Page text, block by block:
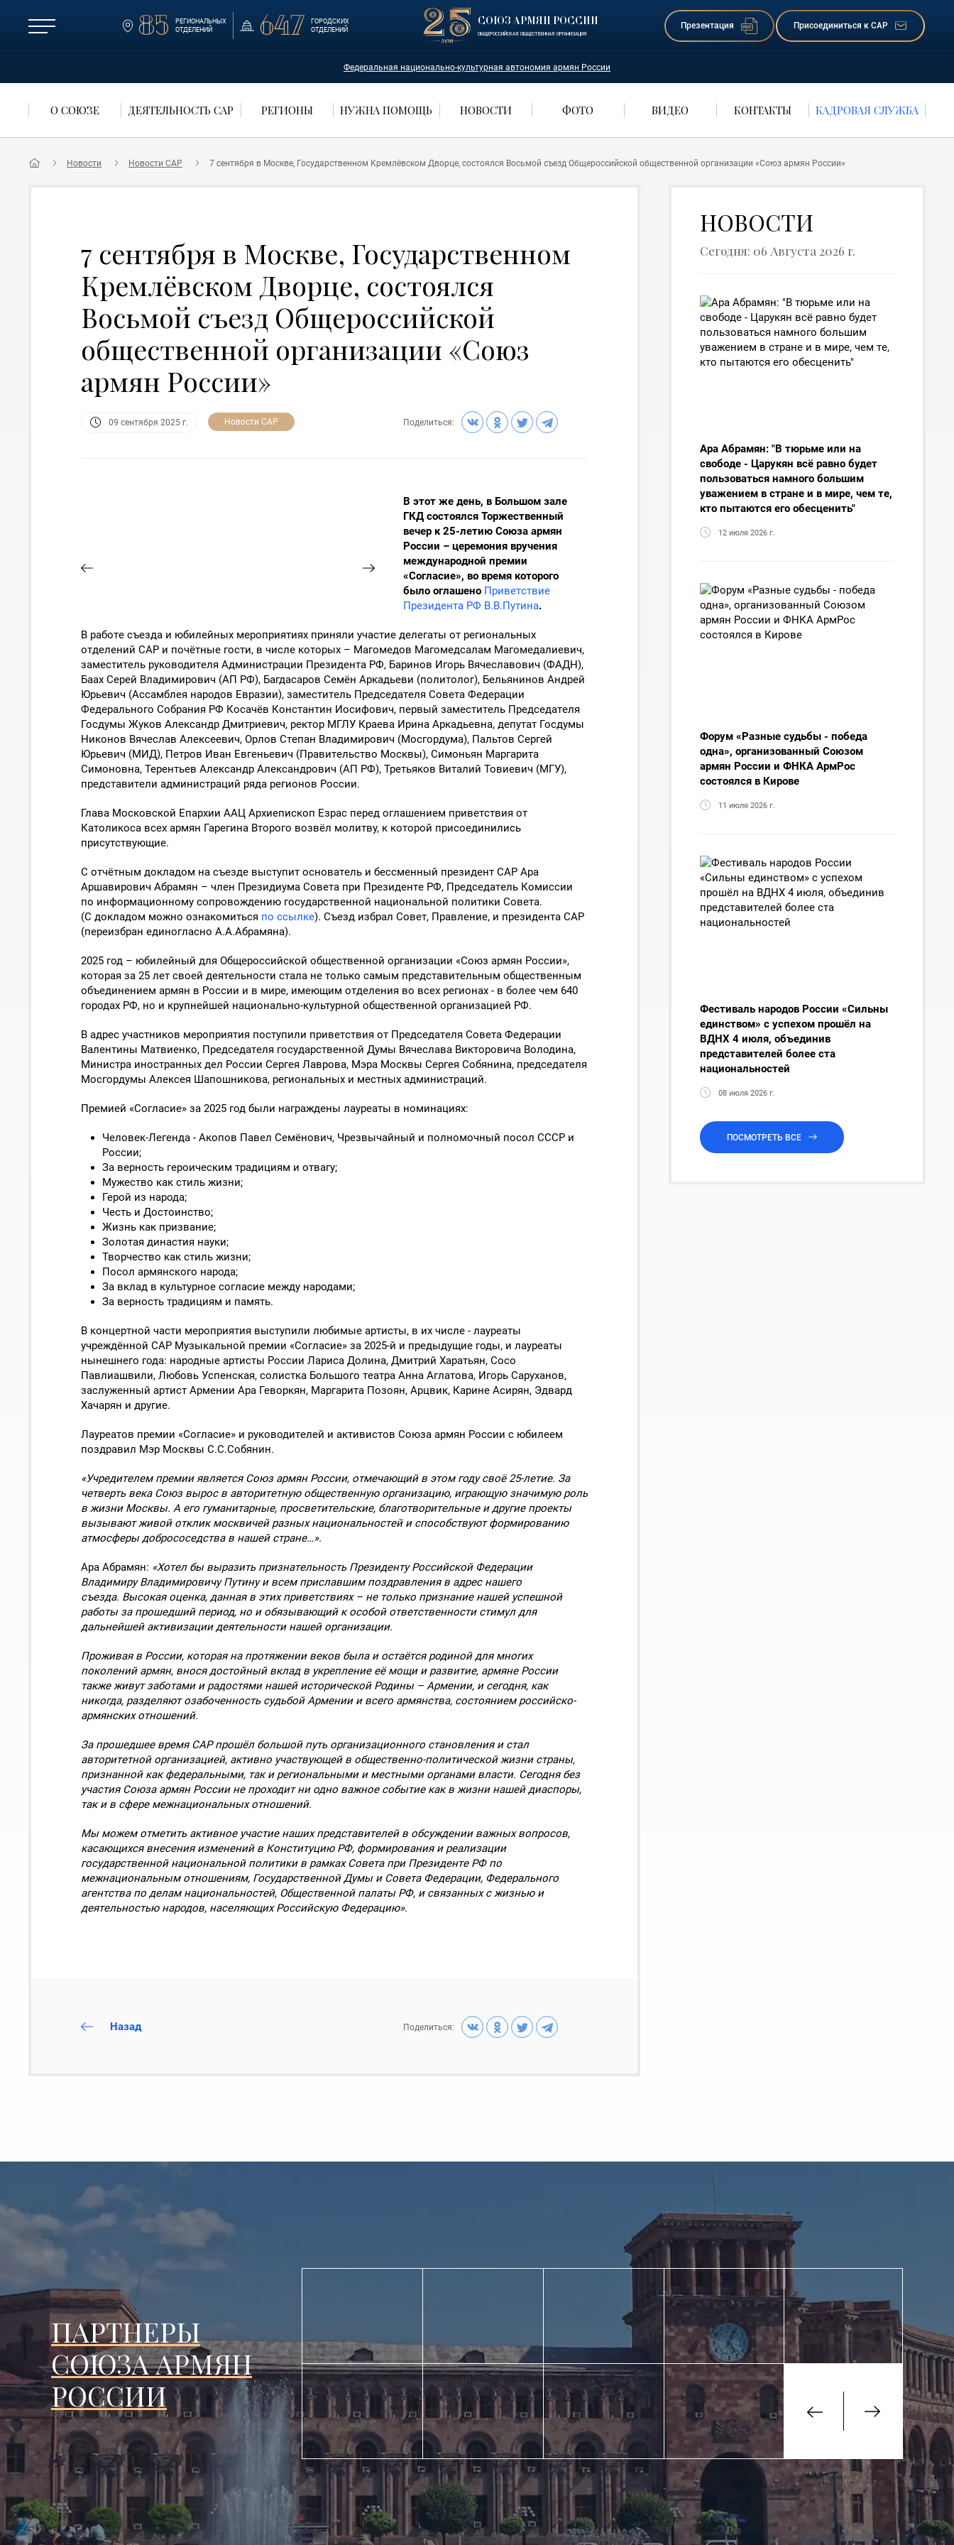
85
РЕГИОНАЛЬНЫХ
ОТДЕЛЕНИЙ
647
ГОРОДСКИХ
ОТДЕЛЕНИЙ
СОЮЗ АРМЯН РОССИИ
ОБЩЕРОССИЙСКАЯ ОБЩЕСТВЕННАЯ ОРГАНИЗАЦИЯ
Презентация Присоединиться к САР
Федеральная национально-культурная автономия армян России
О СОЮЗЕ ДЕЯТЕЛЬНОСТЬ САР РЕГИОНЫ НУЖНА ПОМОЩЬ НОВОСТИ ФОТО ВИДЕО КОНТАКТЫ КАДРОВАЯ СЛУЖБА
Новости Новости САР 7 сентября в Москве, Государственном Кремлёвском Дворце, состоялся Восьмой съезд Общероссийской общественной организации «Союз армян России»
7 сентября в Москве, Государственном
Кремлёвском Дворце, состоялся
Восьмой съезд Общероссийской
общественной организации «Союз
армян России»
09 сентября 2025 г. Новости САР Поделиться:
В этот же день, в Большом зале
ГКД состоялся Торжественный
вечер к 25-летию Союза армян
России – церемония вручения
международной премии
«Согласие», во время которого
было оглашено Приветствие
Президента РФ В.В.Путина.
В работе съезда и юбилейных мероприятиях приняли участие делегаты от региональных
отделений САР и почётные гости, в числе которых – Магомедов Магомедсалам Магомедалиевич,
заместитель руководителя Администрации Президента РФ, Баринов Игорь Вячеславович (ФАДН),
Баах Серей Владимирович (АП РФ), Багдасаров Семён Аркадьеви (политолог), Бельянинов Андрей
Юрьевич (Ассамблея народов Евразии), заместитель Председателя Совета Федерации
Федерального Собрания РФ Косачёв Константин Иосифович, первый заместитель Председателя
Госдумы Жуков Александр Дмитриевич, ректор МГЛУ Краева Ирина Аркадьевна, депутат Госдумы
Никонов Вячеслав Алексеевич, Орлов Степан Владимирович (Мосгордума), Пальтов Сергей
Юрьевич (МИД), Петров Иван Евгеньевич (Правительство Москвы), Симоньян Маргарита
Симоновна, Терентьев Александр Александрович (АП РФ), Третьяков Виталий Товиевич (МГУ),
представители администраций ряда регионов России.
Глава Московской Епархии ААЦ Архиепископ Езрас перед оглашением приветствия от
Католикоса всех армян Гарегина Второго возвёл молитву, к которой присоединились
присутствующие.
С отчётным докладом на съезде выступит основатель и бессменный президент САР Ара
Аршавирович Абрамян – член Президиума Совета при Президенте РФ, Председатель Комиссии
по информационному сопровождению государственной национальной политики Совета.
(С докладом можно ознакомиться по ссылке). Съезд избрал Совет, Правление, и президента САР
(переизбран единогласно А.А.Абрамяна).
2025 год – юбилейный для Общероссийской общественной организации «Союз армян России»,
которая за 25 лет своей деятельности стала не только самым представительным общественным
объединением армян в России и в мире, имеющим отделения во всех регионах - в более чем 640
городах РФ, но и крупнейшей национально-культурной общественной организацией РФ.
В адрес участников мероприятия поступили приветствия от Председателя Совета Федерации
Валентины Матвиенко, Председателя государственной Думы Вячеслава Викторовича Володина,
Министра иностранных дел России Сергея Лаврова, Мэра Москвы Сергея Собянина, председателя
Мосгордумы Алексея Шапошникова, региональных и местных администраций.
Премией «Согласие» за 2025 год были награждены лауреаты в номинациях:
Человек-Легенда - Акопов Павел Семёнович, Чрезвычайный и полномочный посол СССР и
России;
За верность героическим традициям и отвагу;
Мужество как стиль жизни;
Герой из народа;
Честь и Достоинство;
Жизнь как призвание;
Золотая династия науки;
Творчество как стиль жизни;
Посол армянского народа;
За вклад в культурное согласие между народами;
За верность традициям и память.
В концертной части мероприятия выступили любимые артисты, в их числе - лауреаты
учреждённой САР Музыкальной премии «Согласие» за 2025-й и предыдущие годы, и лауреаты
нынешнего года: народные артисты России Лариса Долина, Дмитрий Харатьян, Сосо
Павлиашвили, Любовь Успенская, солистка Большого театра Анна Аглатова, Игорь Саруханов,
заслуженный артист Армении Ара Геворкян, Маргарита Позоян, Арцвик, Карине Асирян, Эдвард
Хачарян и другие.
Лауреатов премии «Согласие» и руководителей и активистов Союза армян России с юбилеем
поздравил Мэр Москвы С.С.Собянин.
«Учредителем премии является Союз армян России, отмечающий в этом году своё 25-летие. За
четверть века Союз вырос в авторитетную общественную организацию, играющую значимую роль
в жизни Москвы. А его гуманитарные, просветительские, благотворительные и другие проекты
вызывают живой отклик москвичей разных национальностей и способствуют формированию
атмосферы добрососедства в нашей стране…».
Ара Абрамян: «Хотел бы выразить признательность Президенту Российской Федерации
Владимиру Владимировичу Путину и всем приславшим поздравления в адрес нашего
съезда. Высокая оценка, данная в этих приветствиях – не только признание нашей успешной
работы за прошедший период, но и обязывающий к особой ответственности стимул для
дальнейшей активизации деятельности нашей организации.
Проживая в России, которая на протяжении веков была и остаётся родиной для многих
поколений армян, внося достойный вклад в укрепление её мощи и развитие, армяне России
также живут заботами и радостями нашей исторической Родины – Армении, и сегодня, как
никогда, разделяют озабоченность судьбой Армении и всего армянства, состоянием российско-
армянских отношений.
За прошедшее время САР прошёл большой путь организационного становления и стал
авторитетной организацией, активно участвующей в общественно-политической жизни страны,
признанной как федеральными, так и региональными и местными органами власти. Сегодня без
участия Союза армян России не проходит ни одно важное событие как в жизни нашей диаспоры,
так и в сфере межнациональных отношений.
Мы можем отметить активное участие наших представителей в обсуждении важных вопросов,
касающихся внесения изменений в Конституцию РФ, формирования и реализации
государственной национальной политики в рамках Совета при Президенте РФ по
межнациональным отношениям, Государственной Думы и Совета Федерации, Федерального
агентства по делам национальностей, Общественной палаты РФ, и связанных с жизнью и
деятельностью народов, населяющих Российскую Федерацию».
Назад Поделиться:
НОВОСТИ
Сегодня: 06 Августа 2026 г.
Ара Абрамян: "В тюрьме или на
свободе - Царукян всё равно будет
пользоваться намного большим
уважением в стране и в мире, чем те,
кто пытаются его обесценить"
12 июля 2026 г.
Форум «Разные судьбы - победа
одна», организованный Союзом
армян России и ФНКА АрмРос
состоялся в Кирове
11 июля 2026 г.
Фестиваль народов России «Сильны
единством» с успехом прошёл на
ВДНХ 4 июля, объединив
представителей более ста
национальностей
08 июля 2026 г.
ПОСМОТРЕТЬ ВСЕ
ПАРТНЕРЫ
СОЮЗА АРМЯН
РОССИИ